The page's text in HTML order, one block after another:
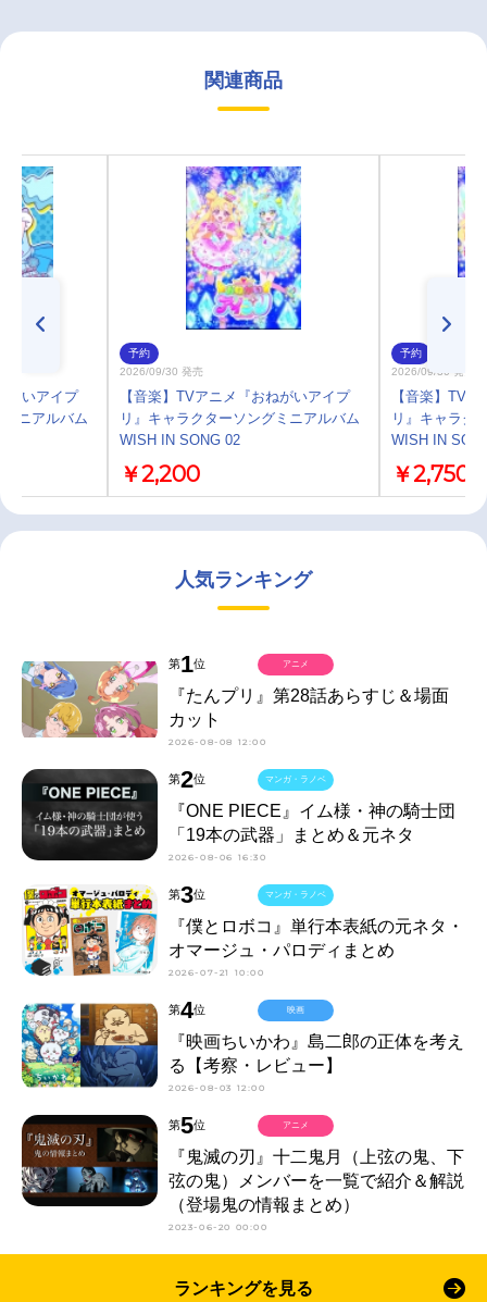
関連商品
がいアイプ
ニアルバム
予約
2026/09/30 発売
【音楽】TVアニメ『おねがいアイプ
リ』キャラクターソングミニアルバム
WISH IN SONG 02
￥2,200
予約
2026/09/30 発売
【音楽】TV
リ』キャラク
WISH IN
￥2,750
人気ランキング
第1位
『たんプリ』第28話あらすじ＆場面
カット
2026-08-08 12:00
アニメ
第2位
『ONE PIECE』イム様・神の騎士団
「19本の武器」まとめ＆元ネタ
2026-08-06 16:30
マンガ・ラノベ
第3位
『僕とロボコ』単行本表紙の元ネタ・
オマージュ・パロディまとめ
2026-07-21 10:00
マンガ・ラノベ
第4位
『映画ちいかわ』島二郎の正体を考え
る【考察・レビュー】
2026-08-03 12:00
映画
第5位
『鬼滅の刃』十二鬼月（上弦の鬼、下
弦の鬼）メンバーを一覧で紹介＆解説
（登場鬼の情報まとめ）
2023-06-20 00:00
アニメ
ランキングを見る